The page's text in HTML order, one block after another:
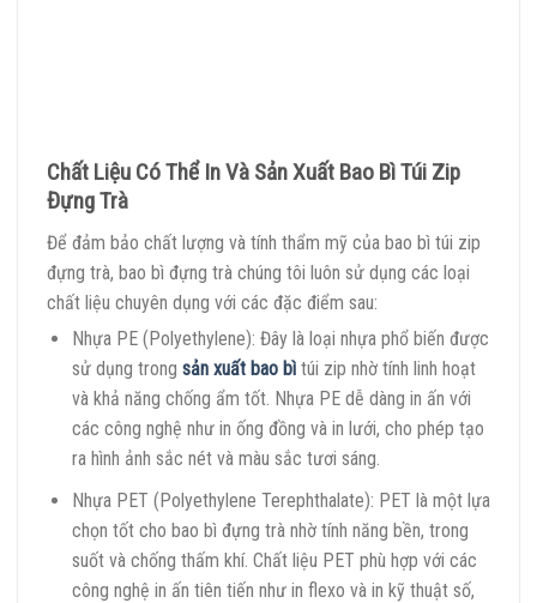
Chất Liệu Có Thể In Và Sản Xuất Bao Bì Túi Zip
Đựng Trà
Để đảm bảo chất lượng và tính thẩm mỹ của bao bì túi zip
đựng trà, bao bì đựng trà chúng tôi luôn sử dụng các loại
chất liệu chuyên dụng với các đặc điểm sau:
Nhựa PE (Polyethylene): Đây là loại nhựa phổ biến được
sử dụng trong sản xuất bao bìtúi zip nhờ tính linh hoạt
và khả năng chống ẩm tốt. Nhựa PE dễ dàng in ấn với
các công nghệ như in ống đồng và in lưới, cho phép tạo
ra hình ảnh sắc nét và màu sắc tươi sáng.
Nhựa PET (Polyethylene Terephthalate): PET là một lựa
chọn tốt cho bao bì đựng trà nhờ tính năng bền, trong
suốt và chống thấm khí. Chất liệu PET phù hợp với các
công nghệ in ấn tiên tiến như in flexo và in kỹ thuật số,